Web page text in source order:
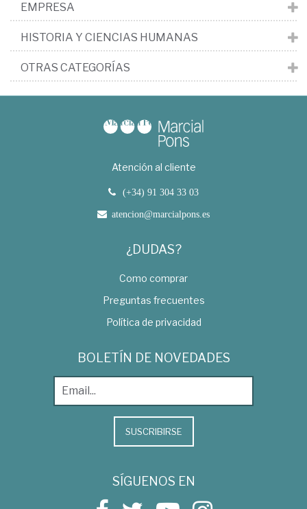
EMPRESA
HISTORIA Y CIENCIAS HUMANAS
OTRAS CATEGORÍAS
Atención al cliente
(+34) 91 304 33 03
atencion@marcialpons.es
¿DUDAS?
Como comprar
Preguntas frecuentes
Política de privacidad
BOLETÍN DE NOVEDADES
SUSCRIBIRSE
SÍGUENOS EN